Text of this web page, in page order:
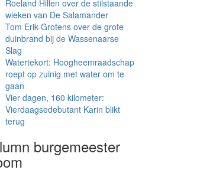
Roeland Hillen over de stilstaande
wieken van De Salamander
Tom Erik-Grotens over de grote
duinbrand bij de Wassenaarse
Slag
Watertekort: Hoogheemraadschap
roept op zuinig met water om te
gaan
Vier dagen, 160 kilometer:
Vierdaagsedebutant Karin blikt
terug
burgemeester